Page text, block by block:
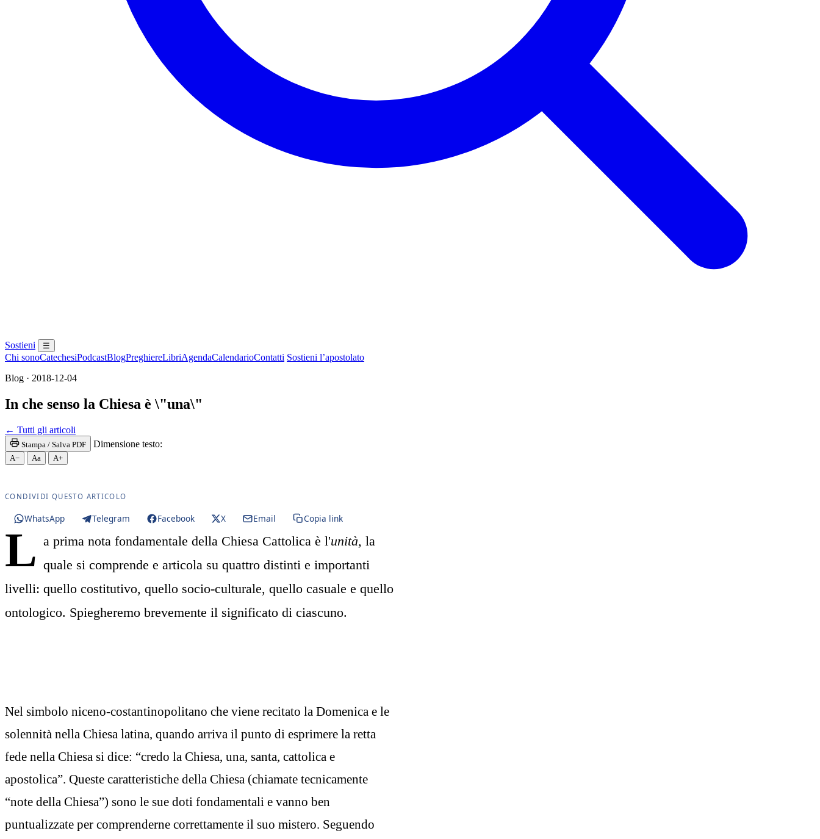
Sostieni ☰
Chi sonoCatechesiPodcastBlogPreghiereLibriAgendaCalendarioContatti Sostieni l’apostolato
Blog · 2018-12-04
In che senso la Chiesa è \"una\"
← Tutti gli articoli
Stampa / Salva PDF Dimensione testo:
A− Aa A+
CONDIVIDI QUESTO ARTICOLO
WhatsApp Telegram Facebook X Email Copia link
L a prima nota fondamentale della Chiesa Cattolica è l'unità, la
quale si comprende e articola su quattro distinti e importanti
livelli: quello costitutivo, quello socio-culturale, quello casuale e quello
ontologico. Spiegheremo brevemente il significato di ciascuno.
Nel simbolo niceno-costantinopolitano che viene recitato la Domenica e le
solennità nella Chiesa latina, quando arriva il punto di esprimere la retta
fede nella Chiesa si dice: “credo la Chiesa, una, santa, cattolica e
apostolica”. Queste caratteristiche della Chiesa (chiamate tecnicamente
“note della Chiesa”) sono le sue doti fondamentali e vanno ben
puntualizzate per comprenderne correttamente il suo mistero. Seguendo